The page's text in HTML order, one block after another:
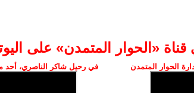
‫«الحوار المتمدن» على
الحوار المتمدن في رحيل شاكر الناصري، أحد